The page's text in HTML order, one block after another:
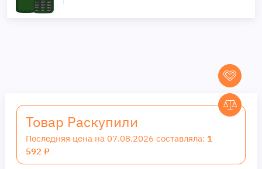
Товар Раскупили
Последняя цена на 07.08.2026 составляла: 1
592 ₽